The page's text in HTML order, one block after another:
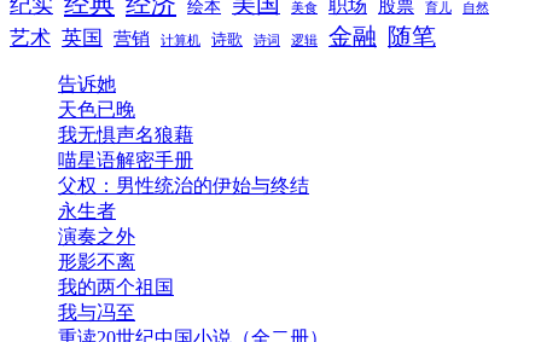
绘本 美食 职场 股票 育儿 自然
艺术 英国 营销 计算机 诗歌 诗词 逻辑 金融 随笔
告诉她
天色已晚
我无惧声名狼藉
喵星语解密手册
父权：男性统治的伊始与终结
永生者
演奏之外
形影不离
我的两个祖国
我与冯至
重读20世纪中国小说（全二册）